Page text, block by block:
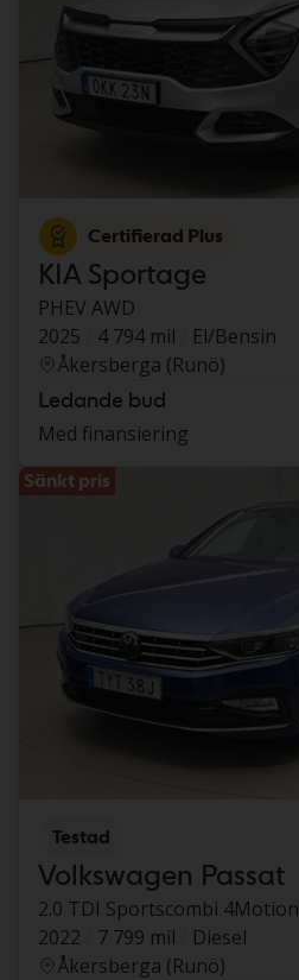
Certifierad Plus
KIA Sportage
PHEV AWD
2025
4 794 mil
El/Bensin
Åkersberga (Runö)
Ledande bud
Med finansiering
Sänkt pris
Testad
Volkswagen Passat
2.0 TDI Sportscombi 4Motion
2022
7 799 mil
Diesel
Åkersberga (Runö)